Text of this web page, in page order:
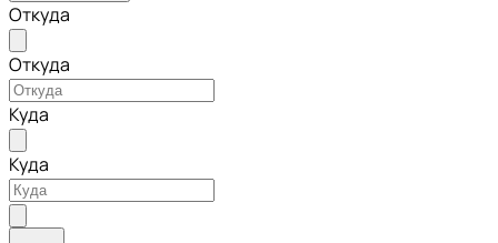
Откуда
Откуда
Куда
Куда